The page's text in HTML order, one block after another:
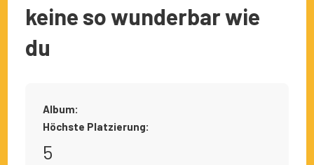
keine so wunderbar wie
du
Album:
Höchste Platzierung:
5